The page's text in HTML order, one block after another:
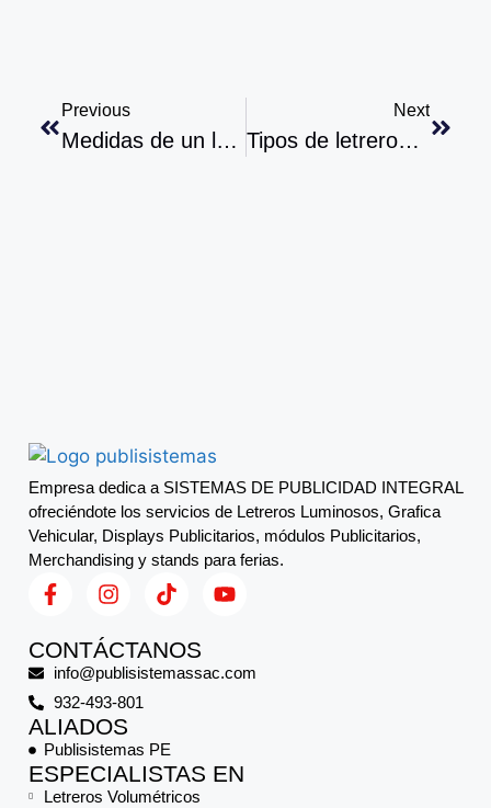
Previous
Medidas de un letrero publicitario: guía para el tamaño ideal
Next
Tipos de letreros publicitarios: ¿cuál elegir según tu negocio?
Empresa dedica a SISTEMAS DE PUBLICIDAD INTEGRAL
ofreciéndote los servicios de Letreros Luminosos, Grafica
Vehicular, Displays Publicitarios, módulos Publicitarios,
Merchandising y stands para ferias.
CONTÁCTANOS
info@publisistemassac.com
932-493-801
ALIADOS
Publisistemas PE
ESPECIALISTAS EN
Letreros Volumétricos